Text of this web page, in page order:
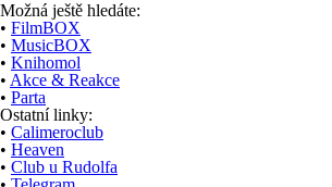
Možná ještě hledáte:
• FilmBOX
• MusicBOX
• Knihomol
• Akce & Reakce
• Parta
Ostatní linky:
• Calimeroclub
• Heaven
• Club u Rudolfa